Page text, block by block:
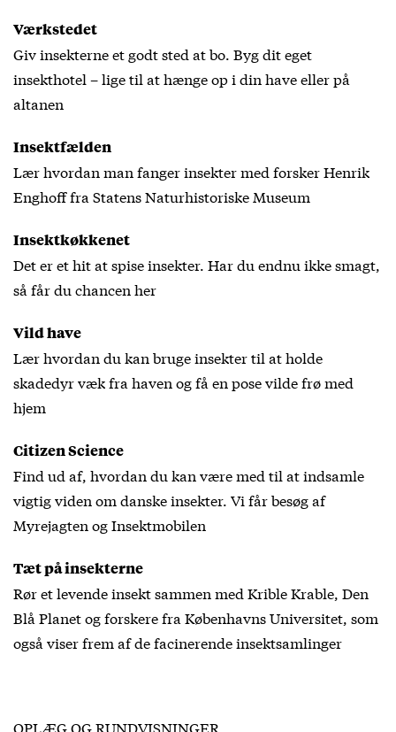
Værkstedet
Giv insekterne et godt sted at bo. Byg dit eget
insekthotel – lige til at hænge op i din have eller på
altanen
Insektfælden
Lær hvordan man fanger insekter med forsker Henrik
Enghoff fra Statens Naturhistoriske Museum
Insektkøkkenet
Det er et hit at spise insekter. Har du endnu ikke smagt,
så får du chancen her
Vild have
Lær hvordan du kan bruge insekter til at holde
skadedyr væk fra haven og få en pose vilde frø med
hjem
Citizen Science
Find ud af, hvordan du kan være med til at indsamle
vigtig viden om danske insekter. Vi får besøg af
Myrejagten og Insektmobilen
Tæt på insekterne
Rør et levende insekt sammen med Krible Krable, Den
Blå Planet og forskere fra Københavns Universitet, som
også viser frem af de facinerende insektsamlinger
OPLÆG OG RUNDVISNINGER